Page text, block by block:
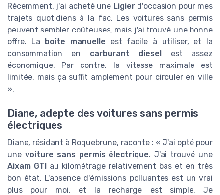
Récemment, j'ai acheté une Ligierd'occasion pour mes
trajets quotidiens à la fac. Les voitures sans permis
peuvent sembler coûteuses, mais j'ai trouvé une bonne
offre. La
boîte manuelle est facile à utiliser, et la
consommation en carburant diesel
est assez
économique. Par contre, la vitesse maximale est
limitée, mais ça suffit amplement pour circuler en ville
».
Diane, adepte des voitures sans permis
électriques
Diane, résidant à Roquebrune, raconte : « J'ai opté pour
une voiture sans permis électrique. J'ai trouvé une
Aixam GTI au kilométrage relativement bas et en très
bon état. L'absence d'émissions polluantes est un vrai
plus pour moi, et la recharge est simple. Je